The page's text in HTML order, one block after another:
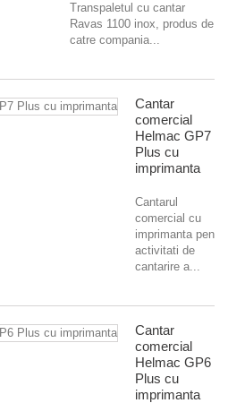
Transpaletul cu cantar
Ravas 1100 inox, produs de
catre compania...
Cantar
comercial
Helmac GP7
Plus cu
imprimanta
Cantarul
comercial cu
imprimanta pentru
activitati de
cantarire a...
Cantar
comercial
Helmac GP6
Plus cu
imprimanta